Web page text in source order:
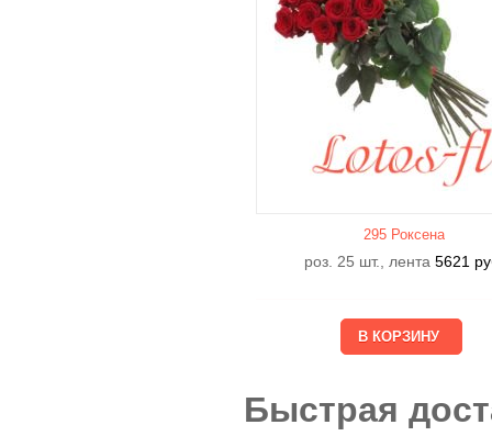
295 Роксена
роз. 25 шт., лента5621
Быстрая